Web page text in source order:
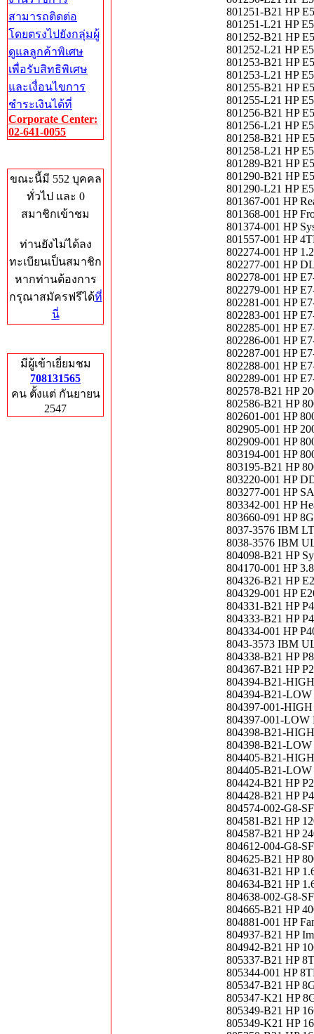
สามารถติดต่อ
โดยตรงไปยังกลุ่มผู้
ดูแลลูกค้าพิเศษ
เพื่อรับสิทธิพิเศษ
และเงื่อนไขการ
ชำระเงินได้ที่
Corporate Center:
02-641-0055
ขณะนี้มี 552 บุคคล
ทั่วไป และ 0
สมาชิกเข้าชม
ท่านยังไม่ได้ลง
ทะเบียนเป็นสมาชิก
หากท่านต้องการ
กรุณาสมัครฟรีได้ที่
นี่
มีผู้เข้าเยี่ยมชม
708131565
คน ตั้งแต่ กันยายน
2547
801251-B21 HP
801251-L21 HP
801252-B21 HP
801252-L21 HP
801253-B21 HP
801253-L21 HP
801255-B21 HP
801255-L21 HP
801256-B21 HP
801256-L21 HP
801258-B21 HP
801258-L21 HP
801289-B21 HP
801290-B21 HP
801290-L21 HP
801367-001 HP
801368-001 HP
801374-001 HP
801557-001 HP
802274-001 HP
802277-001 HP
802278-001 HP
802279-001 HP
802281-001 HP
802283-001 HP
802285-001 HP
802286-001 HP
802287-001 HP
802288-001 HP
802289-001 HP
802578-B21 HP
802586-B21 HP
802601-001 HP
802905-001 HP
802909-001 HP
803194-001 HP
803195-B21 HP
803220-001 HP
803277-001 HP
803342-001 HP
803660-091 HP
8037-3576 IBM
8038-3576 IBM
804098-B21 HP
804170-001 HP
804326-B21 HP
804329-001 HP
804331-B21 HP
804333-B21 HP
804334-001 HP
8043-3573 IBM
804338-B21 HP
804367-B21 HP
804394-B21-
804394-B21-LOW
804397-001-HIGH
804397-001-LOW
804398-B21-
804398-B21-LOW
804405-B21-
804405-B21-LOW
804424-B21 HP
804428-B21 HP
804574-002-G8-
804581-B21 HP
804587-B21 HP
804612-004-G8-
804625-B21 HP
804631-B21 HP
804634-B21 HP
804638-002-G8-
804665-B21 HP
804881-001 HP
804937-B21 HP
804942-B21 HP
805337-B21 HP
805344-001 HP
805347-B21 HP
805347-K21 HP
805349-B21 HP
805349-K21 HP